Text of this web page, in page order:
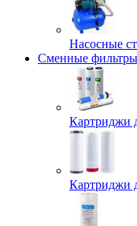
Насосные
Сменные фильтры
Картриджи
Картриджи